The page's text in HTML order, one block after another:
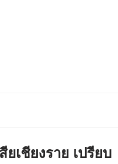
ยเชียงราย เปรียบ